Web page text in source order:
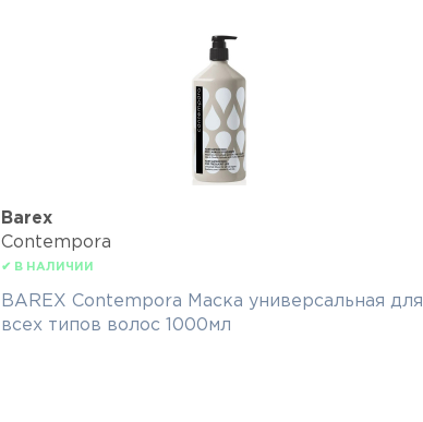
Barex
Contempora
✔ В НАЛИЧИИ
BAREX Contempora Маска универсальная для
всех типов волос 1000мл